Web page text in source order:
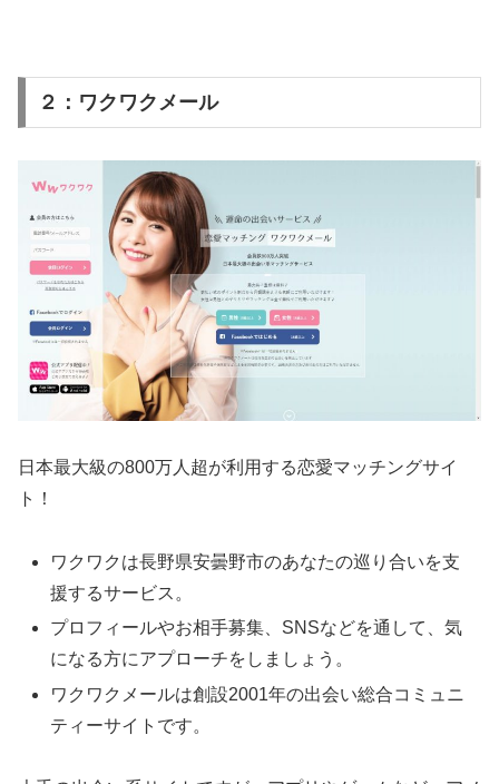
２：ワクワクメール
日本最大級の800万人超が利用する恋愛マッチングサイ
ト！
ワクワクは長野県安曇野市のあなたの巡り合いを支
援するサービス。
プロフィールやお相手募集、SNSなどを通して、気
になる方にアプローチをしましょう。
ワクワクメールは創設2001年の出会い総合コミュニ
ティーサイトです。